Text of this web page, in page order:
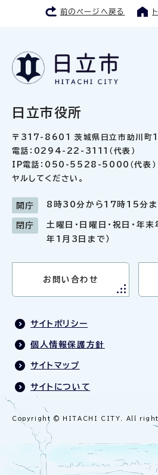
前のページへ戻る
日立市役所
〒317-8601 茨城県日立市助川町
電話：0294-22-3111（代表）
IP電話：050-5528-5000（代表）
ヤルしてください。
開庁 8時30分から17時15分ま
閉庁
土曜日・日曜日・祝日・年
年1月3日まで）
お問い合わせ
サイトポリシー
個人情報保護方針
サイトマップ
サイトについて
Copyright © HITACHI CITY. All